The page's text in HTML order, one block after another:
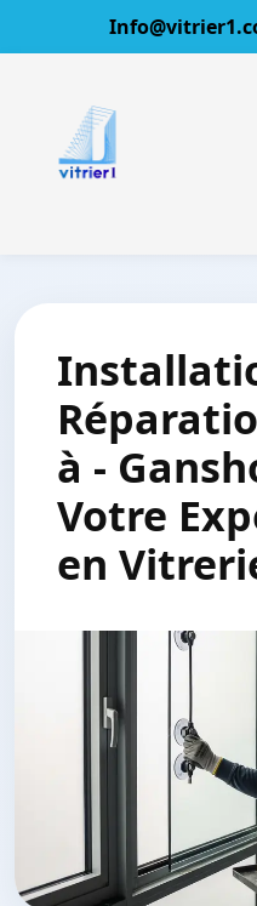
à -
Votre
en